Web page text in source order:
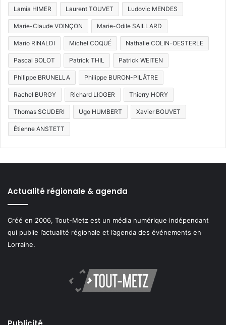
Lamia HIMER Laurent TOUVET Ludovic MENDES
Marie-Claude VOINÇON Marie-Odile SAILLARD
Mario RINALDI Michel COQUÉ Nathalie COLIN-OESTERLE
Pascal BOLOT Patrick THIL Patrick WEITEN
Philippe BRUNELLA Philippe BURON-PILÂTRE
Rachel BURGY Richard LIOGER Thierry HORY
Thomas SCUDERI Ugo HUMBERT Xavier BOUVET
Étienne ANSTETT
Actualité régionale & agenda
Créé en 2006, Tout-Metz est un média numérique indépendant
qui publie l’actualité régionale et l’agenda des événements en
Lorraine.